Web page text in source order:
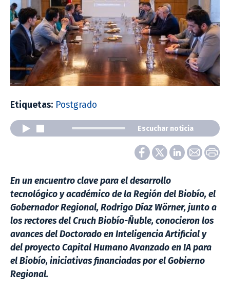
Etiquetas: Postgrado
Escuchar noticia
En un encuentro clave para el desarrollo
tecnológico y académico de la Región del Biobío, el
Gobernador Regional, Rodrigo Díaz Wörner, junto a
los rectores del Cruch Biobío-Ñuble, conocieron los
avances del Doctorado en Inteligencia Artificial y
del proyecto Capital Humano Avanzado en IA para
el Biobío, iniciativas financiadas por el Gobierno
Regional.